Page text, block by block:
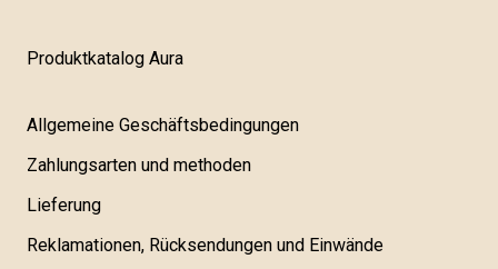
Produktkatalog Aura
Allgemeine Geschäftsbedingungen
Zahlungsarten und methoden
Lieferung
Reklamationen, Rücksendungen und Einwände